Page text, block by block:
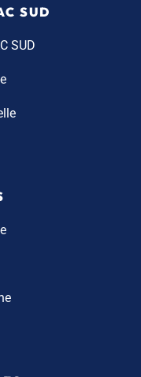
SUD
SUD